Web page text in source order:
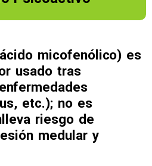
micofenólico) es
usado tras
etc.); no es
riesgo de
medular y